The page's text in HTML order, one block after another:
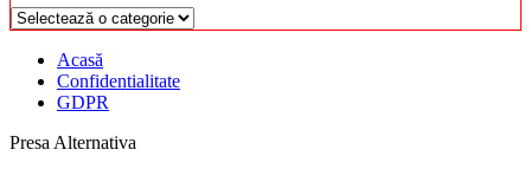
Categorii
Acasă
Confidentialitate
GDPR
Presa Alternativa